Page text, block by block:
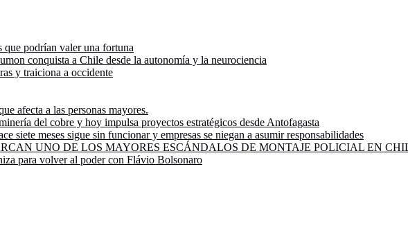
que podrían valer una fortuna
conquista a Chile desde la autonomía y la neurociencia
y traiciona a occidente
afecta a las personas mayores.
del cobre y hoy impulsa proyectos estratégicos desde Antofagasta
siete meses sigue sin funcionar y empresas se niegan a asumir responsabilidades
UNO DE LOS MAYORES ESCÁNDALOS DE MONTAJE POLICIAL EN
para volver al poder con Flávio Bolsonaro